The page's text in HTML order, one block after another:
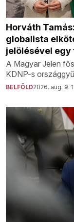
Horváth
globalista
jelölésével egy
A Magyar Jelen
KDNP-s
BELFÖLD2026. aug. 9.